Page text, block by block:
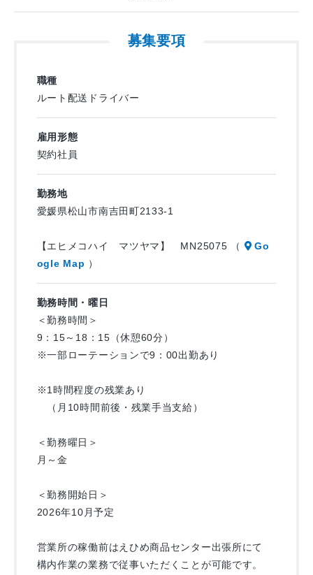
誰もが知っている生協宅配業務のため
入社後、平均4週間で独り立ちができるようになります。
研修あり（座学研修・側乗研修）
経験豊富なスタッフがサポートするので、
初めての方も安心してスタートできます！
▼配送距離は1日約50km前後、取扱商品の重量は約10kg
▼すぐに勤務したい方は近隣の出張所で勤務可能です
詳細は面接にてご相談ください！
▼面接時の履歴書は不要です◎
毎週決まったお宅へのルート配送なので、
配送のお仕事が中心で、
・配達エリア：伊予市全域および松山市の一部です
・1日の訪問件数：約60件（回収のみも含む）
・取扱商品の重量：約10kg（比較的軽量）
・配送車にはドライブレコーダーやバックモニターが
高速道路は使用せず、下道運行となります。
≪1日の仕事の流れ≫
9：15～ 朝礼、車両の点検、アルコールチェック、
点呼、健康状態の確認など
午後 各個人宅への配送（約30件）
18：15 車庫に戻って業務終了
募集要項
職種
ルート配送ドライバー
雇用形態
契約社員
勤務地
愛媛県松山市南吉田町2133-1
【エヒメコハイ マツヤマ】 MN25075 （
Go
ogle Map ）
勤務時間・曜日
＜勤務時間＞
9：15～18：15（休憩60分）
※一部ローテーションで9：00出勤あり
※1時間程度の残業あり
（月10時間前後・残業手当支給）
＜勤務曜日＞
月～金
＜勤務開始日＞
2026年10月予定
営業所の稼働前はえひめ商品センター出張所にて
構内作業の業務で従事いただくことが可能です。